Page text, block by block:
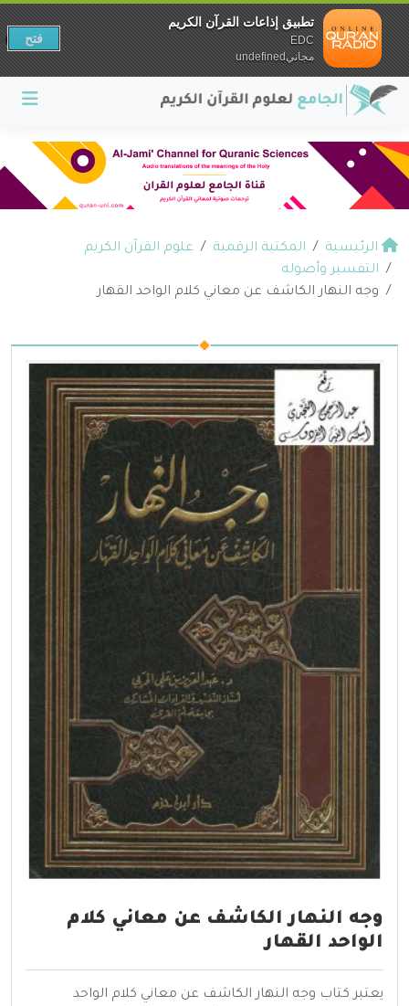
الرئيسية المكتبة الرقمية
علوم القرآن الكريم
التفسير وأصوله
وجه النهار الكاشف عن معاني كلام الواحد القهار
وجه النهار الكاشف عن معاني كلام
الواحد القهار
يعتبر كتاب وجه النهار الكاشف عن معاني كلام الواحد
تطبيق إذاعات القرآن الكريم
EDC
مجانيundefined
فتح